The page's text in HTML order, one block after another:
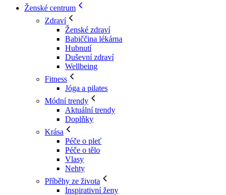
Ženské centrum
Zdraví
Ženské zdraví
Babiččina lékárna
Hubnutí
Duševní zdraví
Wellbeing
Fitness
Jóga a pilates
Módní trendy
Aktuální trendy
Doplňky
Krása
Péče o pleť
Péče o tělo
Vlasy
Nehty
Příběhy ze života
Inspirativní ženy